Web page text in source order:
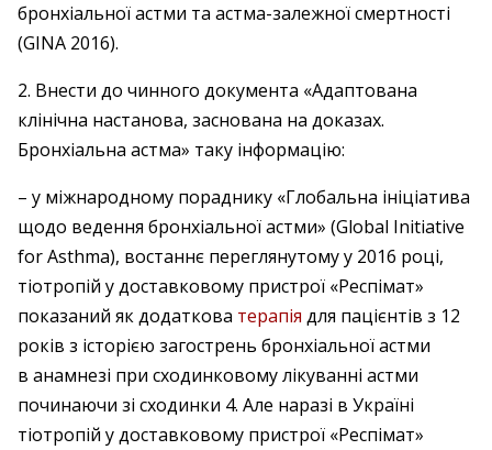
бронхіальної астми та астма-залежної смертності
(GINA 2016).
2. Внести до чинного документа «Адаптована
клінічна настанова, заснована на доказах.
Бронхіальна астма» таку інформацію:
– у міжнародному пораднику «Глобальна ініціатива
щодо ведення бронхіальної астми» (Global Initiative
for Asthma), востаннє переглянутому у 2016 році,
тіотропій у доставковому пристрої «Респімат»
показаний як додаткова терапія для пацієнтів з 12
років з історією загострень бронхіальної астми
в анамнезі при сходинковому лікуванні астми
починаючи зі сходинки 4. Але наразі в Україні
тіотропій у доставковому пристрої «Респімат»